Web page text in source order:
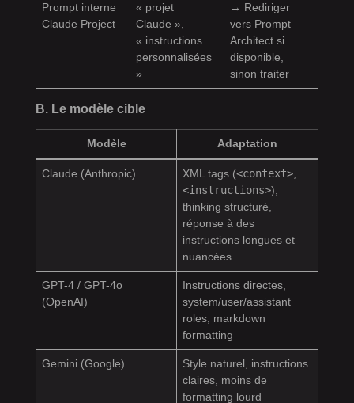
Prompt interne
Claude Project
« projet
Claude »,
« instructions
personnalisées
»
→ Rediriger
vers Prompt
Architect si
disponible,
sinon traiter
B. Le modèle cible
Modèle Adaptation
Claude (Anthropic) XML tags (<context>,
<instructions>),
thinking structuré,
réponse à des
instructions longues et
nuancées
GPT-4 / GPT-4o
(OpenAI)
Instructions directes,
system/user/assistant
roles, markdown
formatting
Gemini (Google)
Style naturel, instructions
claires, moins de
formatting lourd